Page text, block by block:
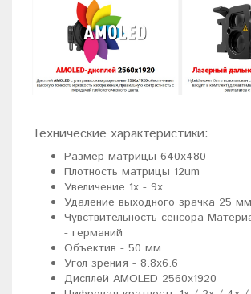
Технические характеристики:
Размер матрицы 640x480
Плотность матрицы 12um
Увеличение 1x - 9x
Удаление выходного зрачка 25
Чувствительность сенсора
- германий
Объектив - 50 мм
Угол зрения - 8.8x6.6
Дисплей AMOLED 2560x1920